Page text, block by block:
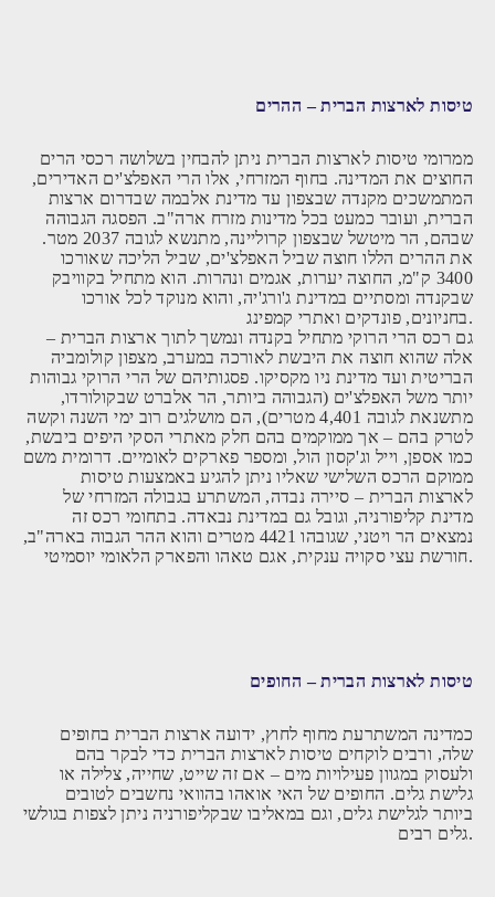
טיסות לארצות הברית – ההרים
ממרומי טיסות לארצות הברית ניתן להבחין בשלושה רכסי הרים
החוצים את המדינה. בחוף המזרחי, אלו הרי האפלצ'ים האדירים,
המתמשכים מקנדה שבצפון עד מדינת אלבמה שבדרום ארצות
הברית, ועובר כמעט בכל מדינות מזרח ארה"ב. הפסגה הגבוהה
שבהם, הר מיטשל שבצפון קרוליינה, מתנשא לגובה 2037 מטר.
את ההרים הללו חוצה שביל האפלצ'ים, שביל הליכה שאורכו
3400 ק"מ, החוצה יערות, אגמים ונהרות. הוא מתחיל בקוויבק
שבקנדה ומסתיים במדינת ג'ורג'יה, והוא מנוקד לכל אורכו
בחניונים, פונדקים ואתרי קמפינג.
גם רכס הרי הרוקי מתחיל בקנדה ונמשך לתוך ארצות הברית –
אלה שהוא חוצה את היבשת לאורכה במערב, מצפון קולומביה
הבריטית ועד מדינת ניו מקסיקו. פסגותיהם של הרי הרוקי גבוהות
יותר משל האפלצ'ים (הגבוהה ביותר, הר אלברט שבקולורדו,
מתשנאת לגובה 4,401 מטרים), הם מושלגים רוב ימי השנה וקשה
לטרק בהם – אך ממוקמים בהם חלק מאתרי הסקי היפים ביבשת,
כמו אספן, וייל וג'קסון הול, ומספר פארקים לאומיים. דרומית משם
ממוקם הרכס השלישי שאליו ניתן להגיע באמצעות טיסות
לארצות הברית – סיירה נבדה, המשתרע בגבולה המזרחי של
מדינת קליפורניה, וגובל גם במדינת נבאדה. בתחומי רכס זה
נמצאים הר ויטני, שגובהו 4421 מטרים והוא ההר הגבוה בארה"ב,
חורשת עצי סקויה ענקית, אגם טאהו והפארק הלאומי יוסמיטי.
טיסות לארצות הברית – החופים
כמדינה המשתרעת מחוף לחוץ, ידועה ארצות הברית בחופים
שלה, ורבים לוקחים טיסות לארצות הברית כדי לבקר בהם
ולעסוק במגוון פעילויות מים – אם זה שייט, שחייה, צלילה או
גלישת גלים. החופים של האי אואהו בהוואי נחשבים לטובים
ביותר לגלישת גלים, וגם במאליבו שבקליפורניה ניתן לצפות בגולשי
גלים רבים.